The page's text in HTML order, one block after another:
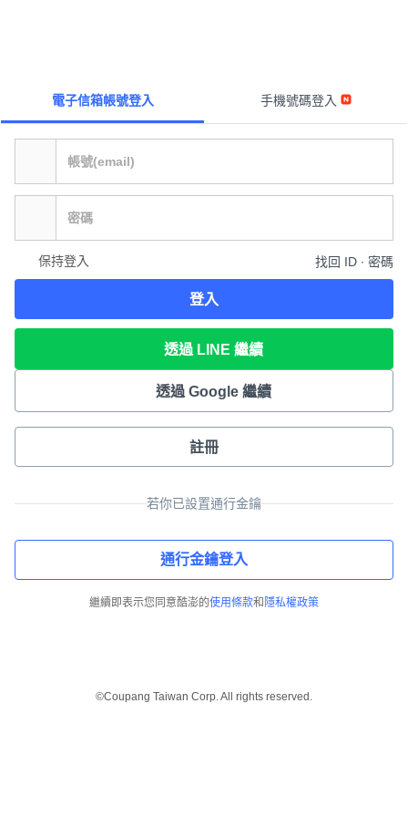
電子信箱帳號登入 手機號碼登入
保持登入 找回 ID ∙ 密碼
登入
透過 LINE 繼續
透過 Google 繼續
註冊
若你已設置通行金鑰
通行金鑰登入
繼續即表示您同意酷澎的使用條款和 隱私權政策
©Coupang Taiwan Corp. All rights reserved.